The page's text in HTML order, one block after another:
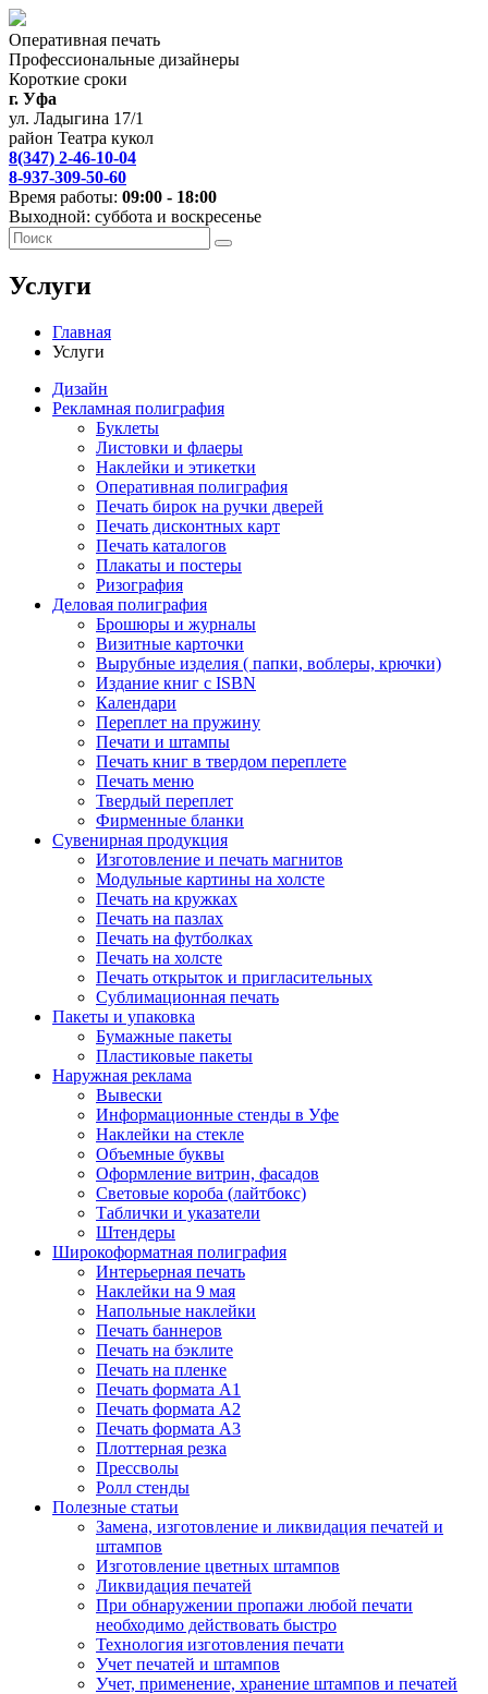
Оперативная печать
Профессиональные дизайнеры
Короткие сроки
г. Уфа
ул. Ладыгина 17/1
район Театра кукол
8(347) 2-46-10-04
8-937-309-50-60
Время работы: 09:00 - 18:00
Выходной: суббота и воскресенье
Услуги
Главная
Услуги
Дизайн
Рекламная полиграфия
Буклеты
Листовки и флаеры
Наклейки и этикетки
Оперативная полиграфия
Печать бирок на ручки дверей
Печать дисконтных карт
Печать каталогов
Плакаты и постеры
Ризография
Деловая полиграфия
Брошюры и журналы
Визитные карточки
Вырубные изделия ( папки, воблеры, крючки)
Издание книг с ISBN
Календари
Переплет на пружину
Печати и штампы
Печать книг в твердом переплете
Печать меню
Твердый переплет
Фирменные бланки
Сувенирная продукция
Изготовление и печать магнитов
Модульные картины на холсте
Печать на кружках
Печать на пазлах
Печать на футболках
Печать на холсте
Печать открыток и пригласительных
Сублимационная печать
Пакеты и упаковка
Бумажные пакеты
Пластиковые пакеты
Наружная реклама
Вывески
Информационные стенды в Уфе
Наклейки на стекле
Объемные буквы
Оформление витрин, фасадов
Световые короба (лайтбокс)
Таблички и указатели
Штендеры
Широкоформатная полиграфия
Интерьерная печать
Наклейки на 9 мая
Напольные наклейки
Печать баннеров
Печать на бэклите
Печать на пленке
Печать формата А1
Печать формата А2
Печать формата А3
Плоттерная резка
Прессволы
Ролл стенды
Полезные статьи
Замена, изготовление и ликвидация печатей и
штампов
Изготовление цветных штампов
Ликвидация печатей
При обнаружении пропажи любой печати
необходимо действовать быстро
Технология изготовления печати
Учет печатей и штампов
Учет, применение, хранение штампов и печатей